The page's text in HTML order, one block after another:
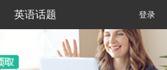
英语话题 登录